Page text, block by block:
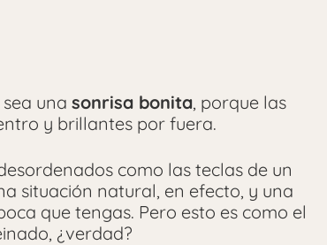
sea una sonrisa bonita, porque las
y brillantes por fuera.
como las teclas de un
situación natural, en efecto, y una
que tengas. Pero esto es como el
¿verdad?